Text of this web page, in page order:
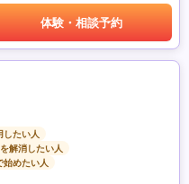
体験・相談予約
したい人
解消したい人
始めたい人